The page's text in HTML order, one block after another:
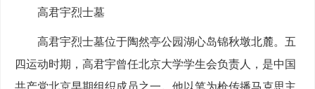
高君宇烈士墓
高君宇烈士墓位于陶然亭公园湖心岛锦秋墩北麓。五
四运动时期，高君宇曾任北京大学学生会负责人，是中国
共产党北京早期组织成员之一。他以笔为枪传播马克思主